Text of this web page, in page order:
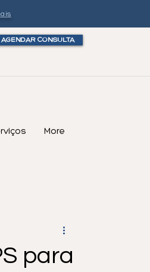
AGENDAR CONSULTA
More
para